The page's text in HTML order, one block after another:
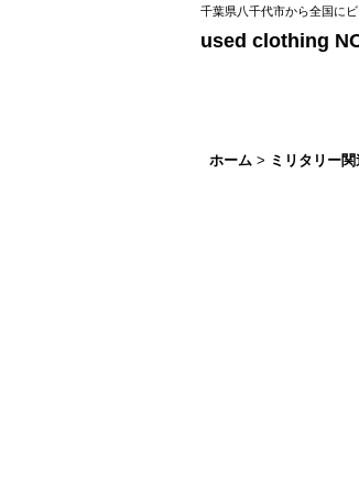
千葉県八千代市から全国に
used clothing
ホーム > ミリタリー関